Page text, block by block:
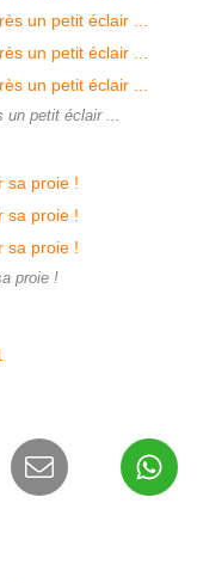
un petit éclair ...
proie !